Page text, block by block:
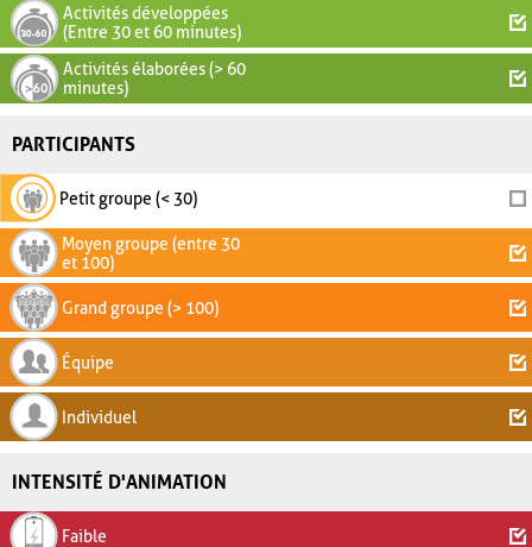
Activités développées
(Entre 30 et 60 minutes)
Activités élaborées (> 60
minutes)
PARTICIPANTS
Petit groupe (< 30)
Moyen groupe (entre 30
et 100)
Grand groupe (> 100)
Équipe
Individuel
INTENSITÉ D'ANIMATION
Faible